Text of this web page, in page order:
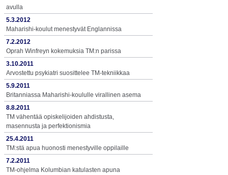
avulla
5.3.2012
Maharishi-koulut menestyvät Englannissa
7.2.2012
Oprah Winfreyn kokemuksia TM:n parissa
3.10.2011
Arvostettu psykiatri suosittelee TM-tekniikkaa
5.9.2011
Britanniassa Maharishi-koululle virallinen asema
8.8.2011
TM vähentää opiskelijoiden ahdistusta,
masennusta ja perfektionismia
25.4.2011
TM:stä apua huonosti menestyville oppilaille
7.2.2011
TM-ohjelma Kolumbian katulasten apuna